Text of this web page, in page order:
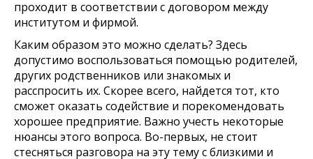
проходит в соответствии с договором между
институтом и фирмой.
Каким образом это можно сделать? Здесь
допустимо воспользоваться помощью родителей,
других родственников или знакомых и
расспросить их. Скорее всего, найдется тот, кто
сможет оказать содействие и порекомендовать
хорошее предприятие. Важно учесть некоторые
нюансы этого вопроса. Во-первых, не стоит
стесняться разговора на эту тему с близкими и